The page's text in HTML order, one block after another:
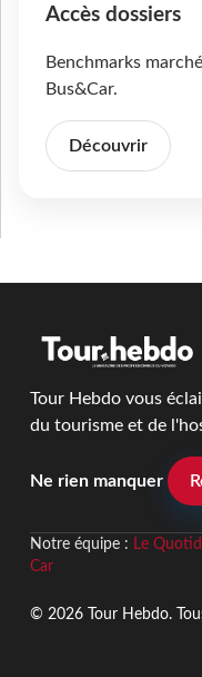
Accès dossiers
Benchmarks
Bus&Car.
Découvrir
Tour Hebdo vous
du tourisme et de
Ne rien manquer
Notre équipe : Le
Car
© 2026 Tour Hebdo.